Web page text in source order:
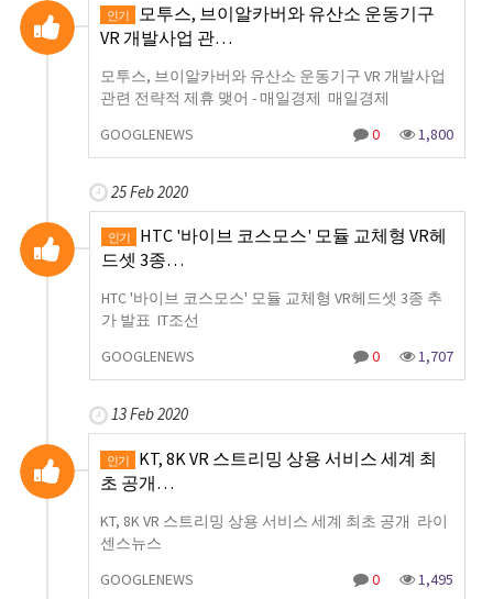
인기
모투스, 브이알카버와 유산소 운동기구
VR 개발사업 관…
모투스, 브이알카버와 유산소 운동기구 VR 개발사업
관련 전략적 제휴 맺어 - 매일경제 매일경제
GOOGLENEWS
0 1,800
25 Feb 2020
인기
HTC '바이브 코스모스' 모듈 교체형 VR헤
드셋 3종…
HTC '바이브 코스모스' 모듈 교체형 VR헤드셋 3종 추
가 발표 IT조선
GOOGLENEWS
0 1,707
13 Feb 2020
인기
KT, 8K VR 스트리밍 상용 서비스 세계 최
초 공개…
KT, 8K VR 스트리밍 상용 서비스 세계 최초 공개 라이
센스뉴스
GOOGLENEWS
0 1,495